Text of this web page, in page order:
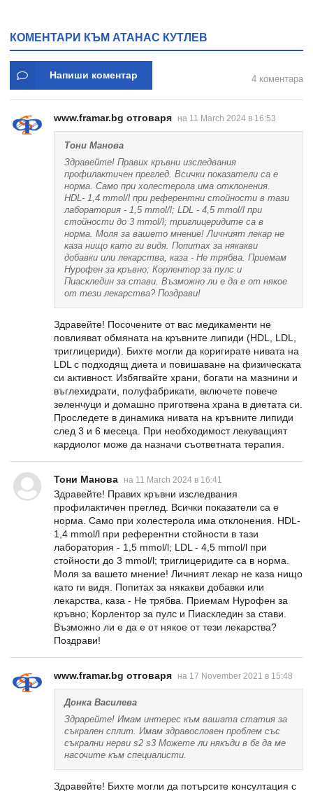
КОМЕНТАРИ КЪМ АТАНАС КУТЛЕВ
Напиши коментар 4 коментара
www.framar.bg отговаря на 11 March 2024 в 16:53
Тони Манова
Здравейте! Правих кръвни изследвания
профилактичен преглед. Всички показатели са е
норма. Само при холестерола има отклонения.
HDL- 1,4 mmol/l при референтни стойности в тази
лаборатория - 1,5 mmol/l; LDL - 4,5 mmol/l при
стойности до 3 mmol/l; триглицеридите са в
норма. Моля за вашето мнение! Личният лекар не
каза нищо като ги видя. Попитах за някакви
добавки или лекарства, каза - Не трябва. Приемам
Нурофен за кръвно; Корлентор за пулс и
Пиаскледин за стави. Възможно ли е да е от някое
от тези лекарства? Поздрави!
Здравейте! Посочените от вас медикаменти не
повлияват обмяната на кръвните липиди (HDL, LDL,
триглицериди). Бихте могли да коригирате нивата на
LDL с подходящ диета и повишаване на физическата
си активност. Избягвайте храни, богати на мазнини и
въглехидрати, полуфабрикати, включете повече
зеленчуци и домашно приготвена храна в диетата си.
Проследете в динамика нивата на кръвните липиди
след 3 и 6 месеца. При необходимост лекуващият
кардиолог може да назначи съответната терапия.
Тони Манова на 11 March 2024 в 16:41
Здравейте! Правих кръвни изследвания
профилактичен преглед. Всички показатели са е
норма. Само при холестерола има отклонения. HDL-
1,4 mmol/l при референтни стойности в тази
лаборатория - 1,5 mmol/l; LDL - 4,5 mmol/l при
стойности до 3 mmol/l; триглицеридите са в норма.
Моля за вашето мнение! Личният лекар не каза нищо
като ги видя. Попитах за някакви добавки или
лекарства, каза - Не трябва. Приемам Нурофен за
кръвно; Корлентор за пулс и Пиаскледин за стави.
Възможно ли е да е от някое от тези лекарства?
Поздрави!
www.framar.bg отговаря на 17 November 2021 в 15:48
Донка Василева
Здрарейте! Имам интерес към вашата статия за
съкрален сплит. Имам здравословен проблем със
съкрални нерви s2 s3 Можете ли някъди в бг да ме
насочите към специалисти.
Здравейте! Бихте могли да потърсите консултация с